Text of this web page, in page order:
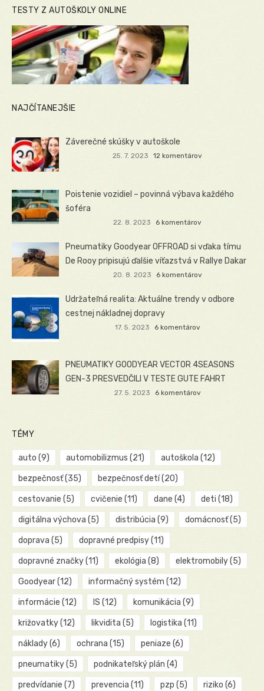
TESTY Z AUTOŠKOLY ONLINE
NAJČÍTANEJŠIE
Záverečné skúšky v autoškole
25. 7. 2023 12 komentárov
Poistenie vozidiel – povinná výbava každého
šoféra
22. 8. 2023 6 komentárov
Pneumatiky Goodyear OFFROAD si vďaka tímu
De Rooy pripisujú ďalšie víťazstvá v Rallye Dakar
20. 8. 2023 6 komentárov
Udržateľná realita: Aktuálne trendy v odbore
cestnej nákladnej dopravy
17. 5. 2023 6 komentárov
PNEUMATIKY GOODYEAR VECTOR 4SEASONS
GEN-3 PRESVEDČILI V TESTE GUTE FAHRT
27. 5. 2023 6 komentárov
TÉMY
auto (9) automobilizmus (21) autoškola (12)
bezpečnosť(35) bezpečnosť detí(20)
cestovanie (5) cvičenie (11) dane (4) deti (18)
digitálna výchova (5) distribúcia (9) domácnosť(5)
doprava (5) dopravné predpisy(11)
dopravné značky(11) ekológia (8) elektromobily(5)
Goodyear(12) informačný systém (12)
informácie (12) IS (12) komunikácia (9)
križovatky(12) likvidita (5) logistika (11)
náklady(6) ochrana (15) peniaze (6)
pneumatiky(5) podnikateľský plán (4)
predvídanie (7) prevencia (11) pzp (5) riziko (6)